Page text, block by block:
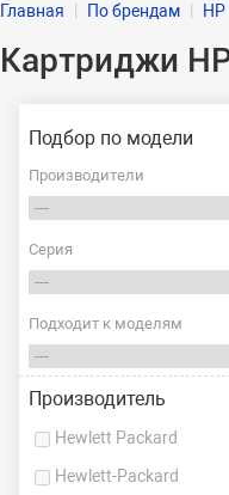
Главная По брендам HP
Картриджи
Подбор по модели
Производители
Серия
Подходит к моделям
Производитель
Hewlett Packard
Hewlett-Packard